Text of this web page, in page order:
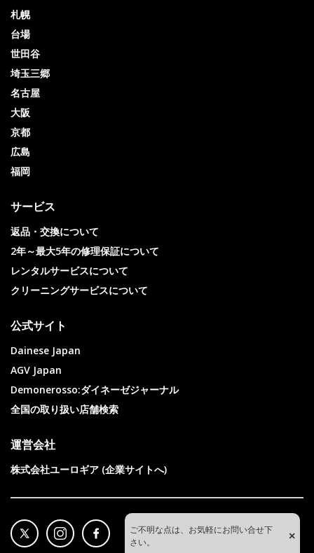
ご不明な点は、お気軽にお問い合せ下
さい。
×
札幌
台場
世田谷
埼玉三郷
名古屋
大阪
京都
広島
福岡
サービス
返品・交換について
2年～最大5年の修理保証について
レンタルサービスについて
クリーニングサービスについて
公式サイト
Dainese Japan
AGV Japan
Demonerosso:ダイネーゼジャーナル
全国の取り扱い店舗検索
運営会社
株式会社ユーロギア (企業サイトへ)